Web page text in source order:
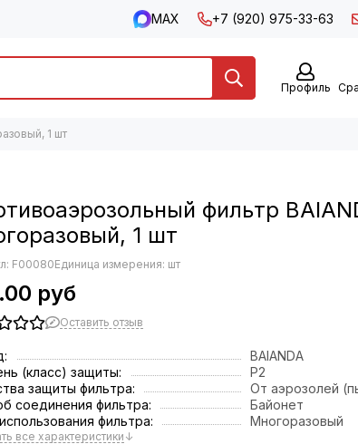
MAX +7 (920) 975-33-63
Профиль
1 шт
фильтр
1 шт
F00080Единица измерения: шт
руб
Оставить отзыв
BAIANDA
(класс) защиты:
P2
защиты фильтра:
От аэрозолей
соединения фильтра:
Байонет
фильтра:
Многоразовый
все характеристики ↓